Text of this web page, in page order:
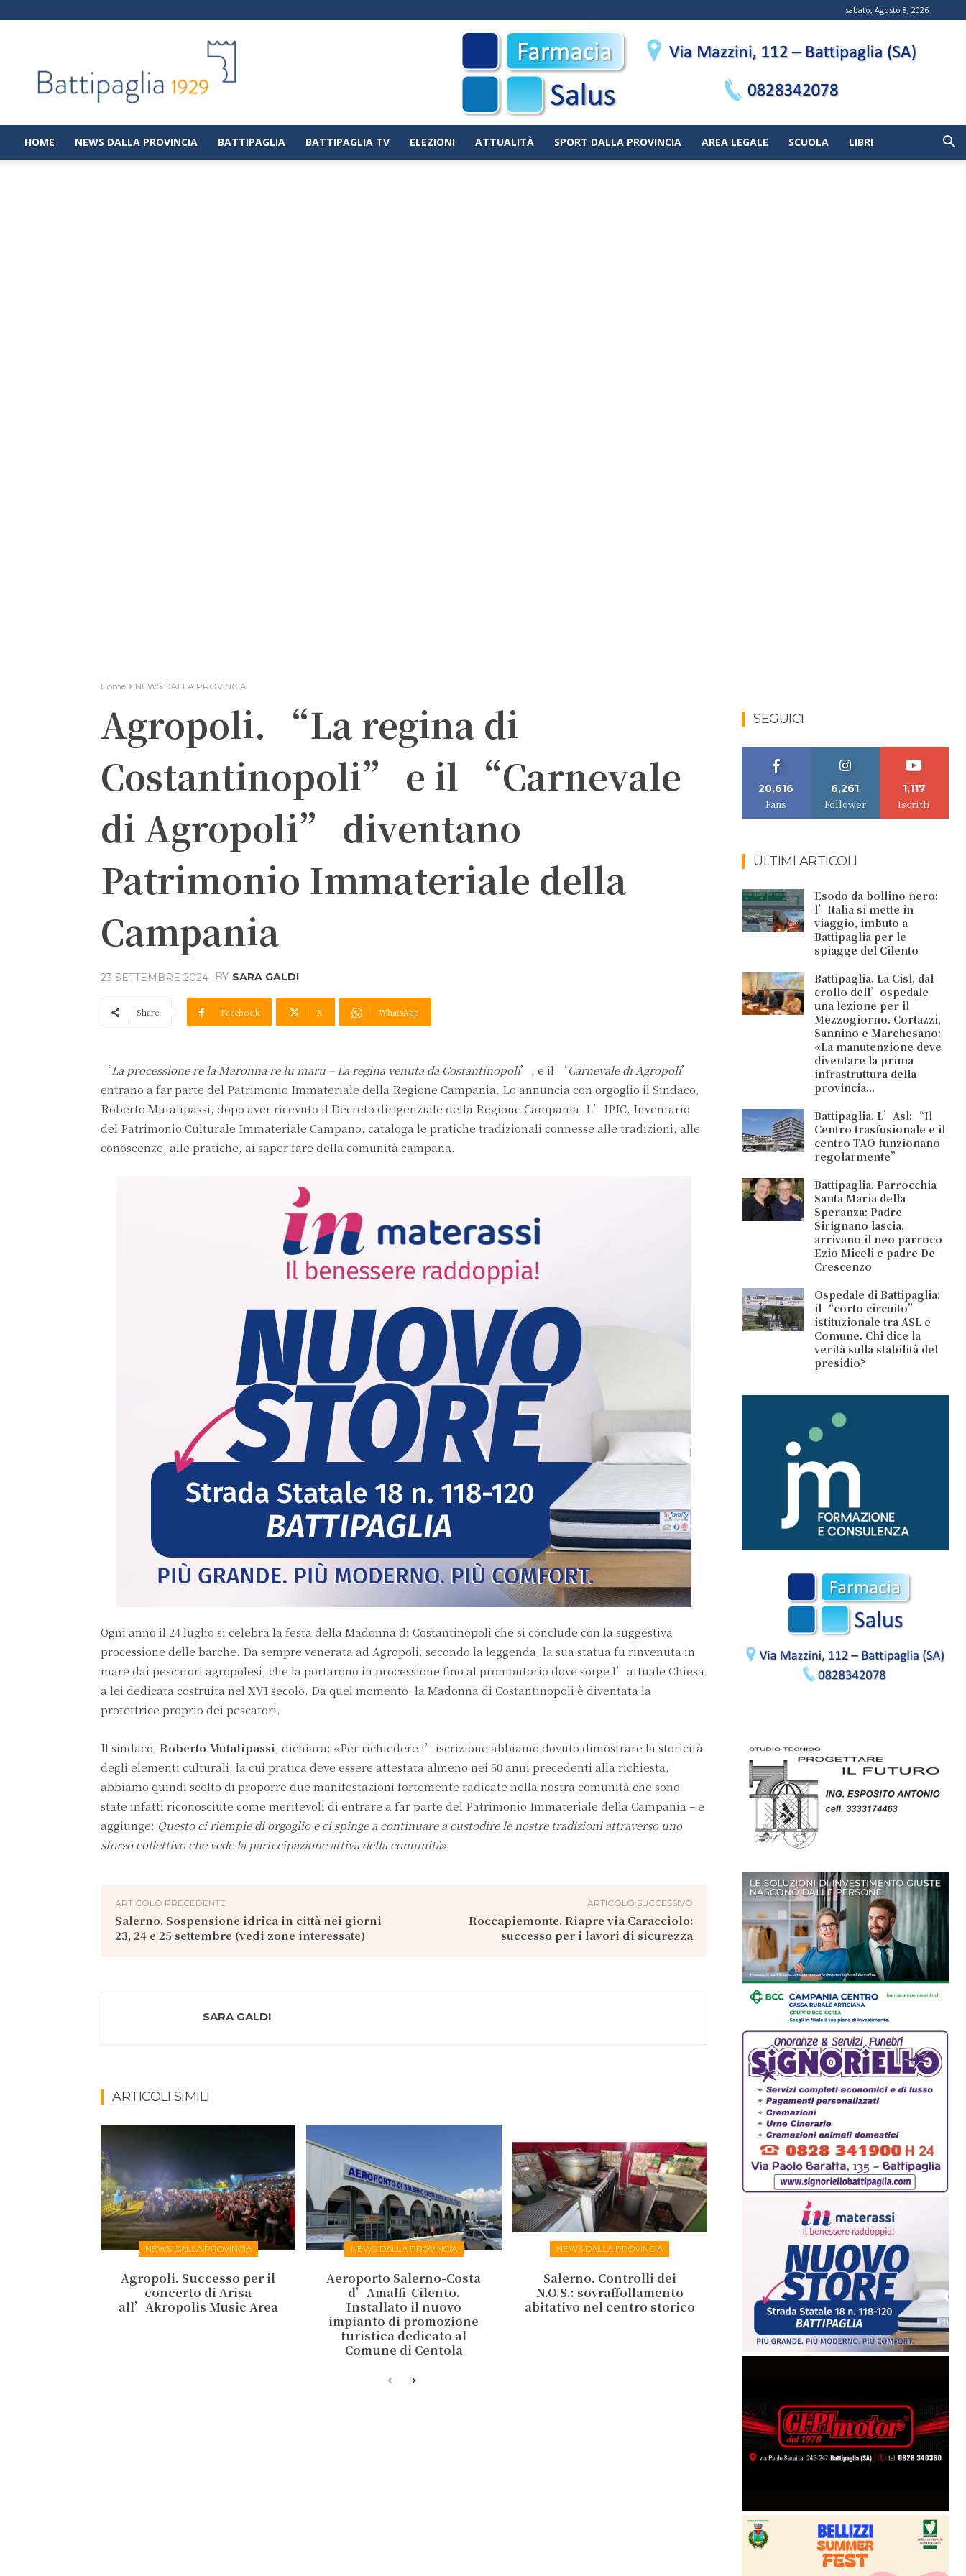
sabato, Agosto 8, 2026
|
Notizie
dalla
città
di
HOME NEWS DALLA PROVINCIA BATTIPAGLIA BATTIPAGLIA TV ELEZIONI ATTUALITÀ SPORT DALLA PROVINCIA AREA LEGALE SCUOLA LIBRI
Home NEWS DALLA PROVINCIA
Agropoli. “La regina di
Costantinopoli” e il “Carnevale
di Agropoli” diventano
Patrimonio Immateriale della
Campania
23 SETTEMBRE 2024 BY SARA GALDI
Share Facebook X WhatsApp
‘La processione re la Maronna re lu maru – La regina venuta da Costantinopoli’, e il ‘Carnevale di Agropoli’
entrano a far parte del Patrimonio Immateriale della Regione Campania. Lo annuncia con orgoglio il Sindaco,
Roberto Mutalipassi, dopo aver ricevuto il Decreto dirigenziale della Regione Campania. L’IPIC, Inventario
del Patrimonio Culturale Immateriale Campano, cataloga le pratiche tradizionali connesse alle tradizioni, alle
conoscenze, alle pratiche, ai saper fare della comunità campana.
Ogni anno il 24 luglio si celebra la festa della Madonna di Costantinopoli che si conclude con la suggestiva
processione delle barche. Da sempre venerata ad Agropoli, secondo la leggenda, la sua statua fu rinvenuta in
mare dai pescatori agropolesi, che la portarono in processione fino al promontorio dove sorge l’attuale Chiesa
a lei dedicata costruita nel XVI secolo. Da quel momento, la Madonna di Costantinopoli è diventata la
protettrice proprio dei pescatori.
Il sindaco, Roberto Mutalipassi, dichiara: «Per richiedere l’iscrizione abbiamo dovuto dimostrare la storicità
degli elementi culturali, la cui pratica deve essere attestata almeno nei 50 anni precedenti alla richiesta,
abbiamo quindi scelto di proporre due manifestazioni fortemente radicate nella nostra comunità che sono
state infatti riconosciute come meritevoli di entrare a far parte del Patrimonio Immateriale della Campania – e
aggiunge: Questo ci riempie di orgoglio e ci spinge a continuare a custodire le nostre tradizioni attraverso uno
sforzo collettivo che vede la partecipazione attiva della comunità».
ARTICOLO PRECEDENTE
Salerno. Sospensione idrica in città nei giorni
23, 24 e 25 settembre (vedi zone interessate)
ARTICOLO SUCCESSIVO
Roccapiemonte. Riapre via Caracciolo:
successo per i lavori di sicurezza
SARA GALDI
ARTICOLI SIMILI
NEWS DALLA PROVINCIA
Agropoli. Successo per il
concerto di Arisa
all’Akropolis Music Area
NEWS DALLA PROVINCIA
Aeroporto Salerno-Costa
d’Amalfi-Cilento.
Installato il nuovo
impianto di promozione
turistica dedicato al
Comune di Centola
NEWS DALLA PROVINCIA
Salerno. Controlli dei
N.O.S.: sovraffollamento
abitativo nel centro storico
SEGUICI
20,616
Fans
6,261
Follower
1,117
Iscritti
ULTIMI ARTICOLI
Esodo da bollino nero:
l’Italia si mette in
viaggio, imbuto a
Battipaglia per le
spiagge del Cilento
Battipaglia. La Cisl, dal
crollo dell’ospedale
una lezione per il
Mezzogiorno. Cortazzi,
Sannino e Marchesano:
«La manutenzione deve
diventare la prima
infrastruttura della
provincia...
Battipaglia. L’Asl: “Il
Centro trasfusionale e il
centro TAO funzionano
regolarmente”
Battipaglia. Parrocchia
Santa Maria della
Speranza: Padre
Sirignano lascia,
arrivano il neo parroco
Ezio Miceli e padre De
Crescenzo
Ospedale di Battipaglia:
il “corto circuito”
istituzionale tra ASL e
Comune. Chi dice la
verità sulla stabilità del
presidio?